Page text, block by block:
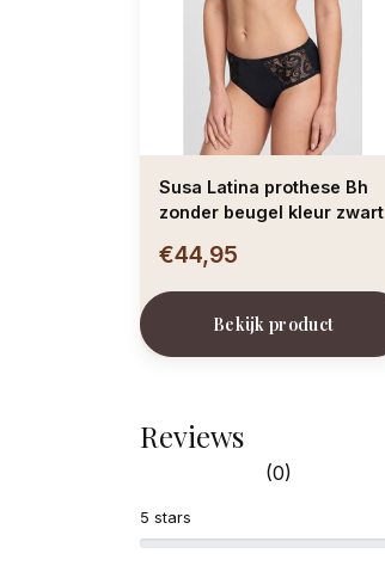
Susa Latina prothese Bh
zonder beugel kleur zwart
€44,95
Bekijk product
Reviews
(0)
5 stars